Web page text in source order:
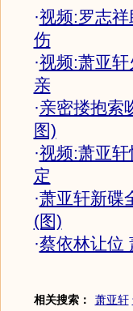
·视频:罗志
伤
·视频:萧亚
亲
·亲密搂抱索
图)
·视频:萧亚
定
·萧亚轩新碟
(图)
·蔡依林让位
相关搜索： 萧亚轩